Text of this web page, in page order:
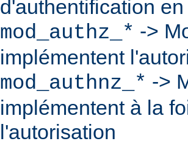
d'authentification
mod_authz_* ->
implémentent
mod_authnz_* ->
implémentent à la
l'autorisation